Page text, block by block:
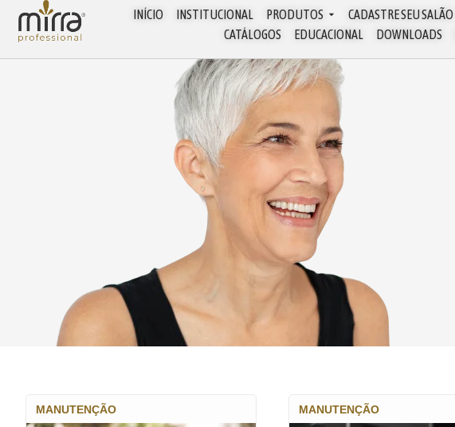
INÍCIO INSTITUCIONAL PRODUTOS CADASTRE SEU SALÃO
CATÁLOGOS
EDUCACIONAL DOWNLOADS
MANUTENÇÃO MANUTENÇÃO